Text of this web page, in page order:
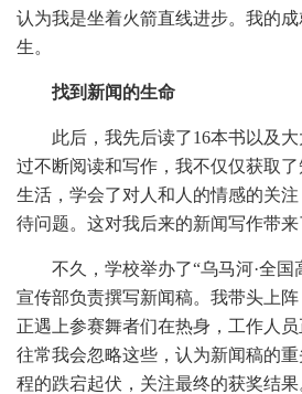
认为我是坐着火箭直线进步。我的
生。
找到新闻的生命
此后，我先后读了16本书以及
过不断阅读和写作，我不仅仅获取
生活，学会了对人和人的情感的关
待问题。这对我后来的新闻写作带来
不久，学校举办了“乌马河·全
宣传部负责撰写新闻稿。我带头上阵
正遇上参赛舞者们在热身，工作人员
往常我会忽略这些，认为新闻稿的
程的跌宕起伏，关注最终的获奖结